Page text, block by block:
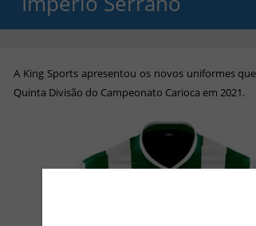
A King Sports apresentou os novos uniformes
Quinta Divisão do Campeonato Carioca em 2021.